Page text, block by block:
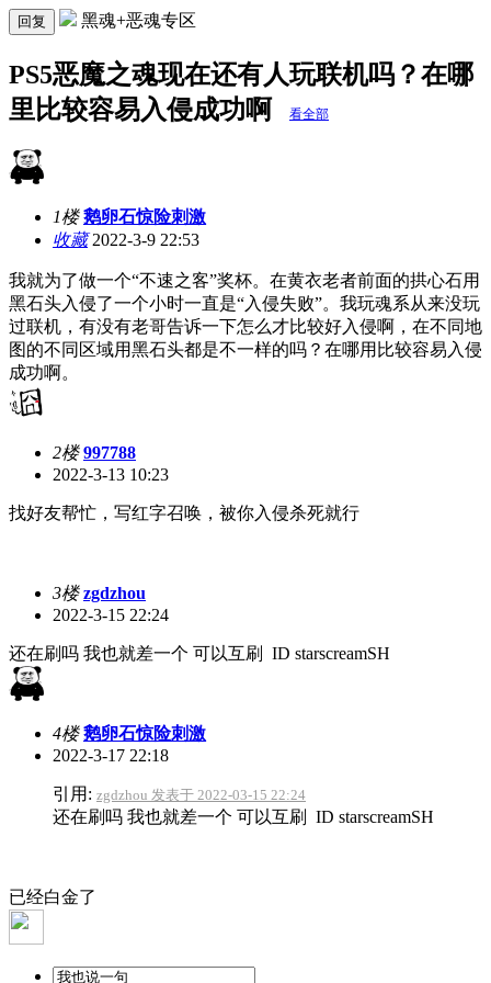
回复 黑魂+恶魂专区
PS5恶魔之魂现在还有人玩联机吗？在哪
里比较容易入侵成功啊
看全部
1楼 鹅卵石惊险刺激
收藏2022-3-9 22:53
我就为了做一个“不速之客”奖杯。在黄衣老者前面的拱心石用
黑石头入侵了一个小时一直是“入侵失败”。我玩魂系从来没玩
过联机，有没有老哥告诉一下怎么才比较好入侵啊，在不同地
图的不同区域用黑石头都是不一样的吗？在哪用比较容易入侵
成功啊。
2楼 997788
2022-3-13 10:23
找好友帮忙，写红字召唤，被你入侵杀死就行
3楼 zgdzhou
2022-3-15 22:24
还在刷吗 我也就差一个 可以互刷 ID starscreamSH
4楼 鹅卵石惊险刺激
2022-3-17 22:18
引用: zgdzhou 发表于 2022-03-15 22:24
还在刷吗 我也就差一个 可以互刷 ID starscreamSH
已经白金了